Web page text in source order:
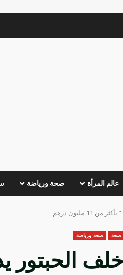
عالم المرأة صحة ورياضة
مليون درهم
صحة صحة ورياضة
خلف الحبتور